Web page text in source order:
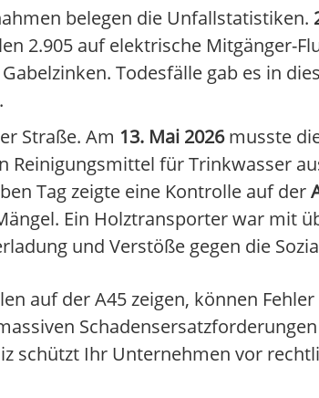
belegen die Unfallstatistiken.
2.905 auf elektrische Mitgänger-
Todesfälle gab es in
Straße. Am 13. Mai 2026musste
Reinigungsmittel für Trinkwasser
Tag zeigte eine Kontrolle auf der
Ein Holztransporter war mit
und Verstöße gegen die
auf der A45 zeigen, können
schützt Ihr Unternehmen vor